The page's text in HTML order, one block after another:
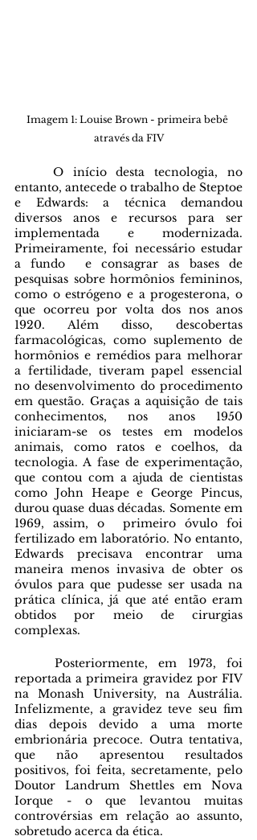
Imagem 1: Louise Brown - primeira bebê
através da FIV
entanto, antecede o trabalho de Steptoe
e Edwards: a técnica demandou
diversos anos e recursos para ser
implementada e modernizada.
Primeiramente, foi necessário estudar
a fundo  e consagrar as bases de
pesquisas sobre hormônios femininos,
como o estrógeno e a progesterona, o
que ocorreu por volta dos nos anos
1920. Além disso, descobertas
farmacológicas, como suplemento de
hormônios e remédios para melhorar
a fertilidade, tiveram papel essencial
no desenvolvimento do procedimento
em questão. Graças a aquisição de tais
conhecimentos, nos anos 1950
iniciaram-se os testes em modelos
animais, como ratos e coelhos, da
tecnologia. A fase de experimentação,
que contou com a ajuda de cientistas
como John Heape e George Pincus,
durou quase duas décadas. Somente em
1969, assim, o  primeiro óvulo foi
fertilizado em laboratório. No entanto,
Edwards precisava encontrar uma
maneira menos invasiva de obter os
óvulos para que pudesse ser usada na
prática clínica, já que até então eram
obtidos por meio de cirurgias
complexas.
reportada a primeira gravidez por FIV
na Monash University, na Austrália.
Infelizmente, a gravidez teve seu fim
dias depois devido a uma morte
embrionária precoce. Outra tentativa,
que não apresentou resultados
positivos, foi feita, secretamente, pelo
Doutor Landrum Shettles em Nova
Iorque - o que levantou muitas
controvérsias em relação ao assunto,
sobretudo acerca da ética.